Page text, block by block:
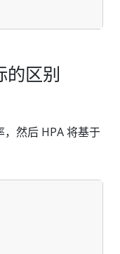
的区别
然后 HPA 将基于